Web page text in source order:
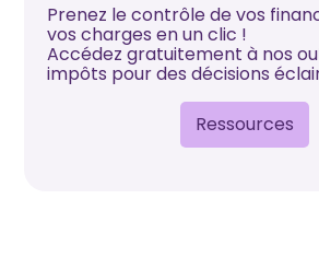
Prenez le contrôle de vos
vos charges en un clic !
Accédez gratuitement à nos
impôts pour des décisions
Ressources